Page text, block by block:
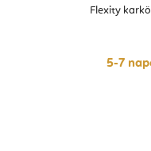
Flexity
5-7